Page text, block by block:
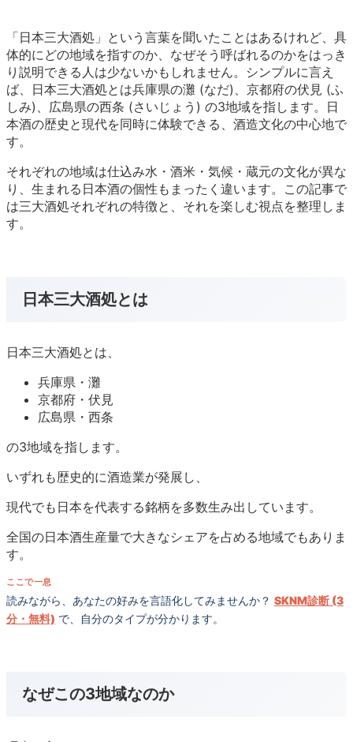
「日本三大酒処」という言葉を聞いたことはあるけれど、具
体的にどの地域を指すのか、なぜそう呼ばれるのかをはっき
り説明できる人は少ないかもしれません。シンプルに言え
ば、日本三大酒処とは兵庫県の灘 (なだ)、京都府の伏見 (ふ
しみ)、広島県の西条 (さいじょう) の3地域を指します。日
本酒の歴史と現代を同時に体験できる、酒造文化の中心地で
す。
それぞれの地域は仕込み水・酒米・気候・蔵元の文化が異な
り、生まれる日本酒の個性もまったく違います。この記事で
は三大酒処それぞれの特徴と、それを楽しむ視点を整理しま
す。
日本三大酒処とは
日本三大酒処とは、
兵庫県・灘
京都府・伏見
広島県・西条
の3地域を指します。
いずれも歴史的に酒造業が発展し、
現代でも日本を代表する銘柄を多数生み出しています。
全国の日本酒生産量で大きなシェアを占める地域でもありま
す。
ここで一息
読みながら、あなたの好みを言語化してみませんか？ SKNM診断 (3
分・無料) で、自分のタイプが分かります。
なぜこの3地域なのか